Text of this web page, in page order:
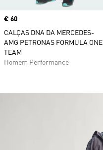
Price
€ 60
CALÇAS DNA DA MERCEDES-
AMG PETRONAS FORMULA ONE
TEAM
Homem Performance